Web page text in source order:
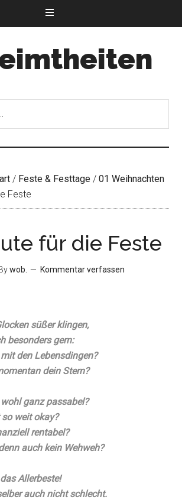
/ Feste & Festtage / 01 Weihnachten
Feste
für die Feste
wob. Kommentar verfassen
süßer klingen,
besonders gern:
mit den Lebensdingen?
dein Stern?
ganz passabel?
weit okay?
rentabel?
auch kein Wehweh?
Allerbeste!
auch nicht schlecht.